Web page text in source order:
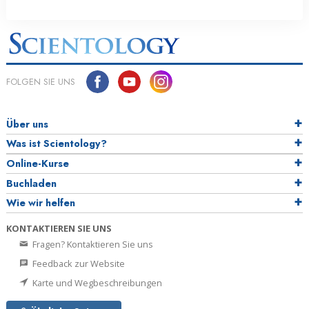
FOLGEN SIE UNS
Über uns
Was ist Scientology?
Online-Kurse
Buchladen
Wie wir helfen
KONTAKTIEREN SIE UNS
Fragen? Kontaktieren Sie uns
Feedback zur Website
Karte und Wegbeschreibungen